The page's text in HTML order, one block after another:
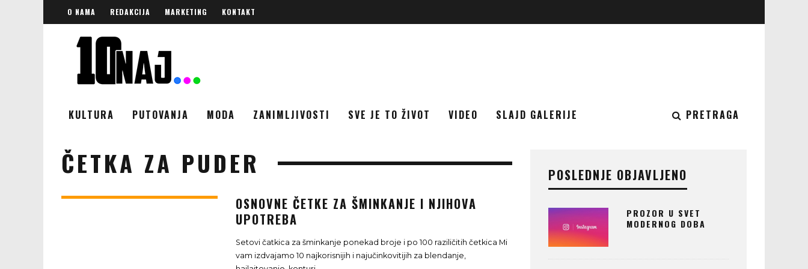
O NAMA REDAKCIJA MARKETING KONTAKT
KULTURA PUTOVANJA MODA ZANIMLJIVOSTI SVE JE TO ŽIVOT VIDEO SLAJD GALERIJE PRETRAGA
ČETKA ZA PUDER
OSNOVNE ČETKE ZA ŠMINKANJE I NJIHOVA
UPOTREBA
Setovi čatkica za šminkanje ponekad broje i po 100 raziličitih četkica Mi
vam izdvajamo 10 najkorisnijih i najučinkovitijih za blendanje,
POSLEDNJE OBJAVLJENO
PROZOR U SVET
MODERNOG DOBA